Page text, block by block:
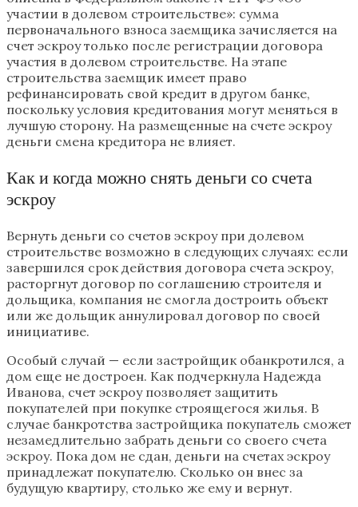
участии в долевом строительстве»: сумма
первоначального взноса заемщика зачисляется на
счет эскроу только после регистрации договора
участия в долевом строительстве. На этапе
строительства заемщик имеет право
рефинансировать свой кредит в другом банке,
поскольку условия кредитования могут меняться в
лучшую сторону. На размещенные на счете эскроу
деньги смена кредитора не влияет.
Как и когда можно снять деньги со счета
эскроу
Вернуть деньги со счетов эскроу при долевом
строительстве возможно в следующих случаях: если
завершился срок действия договора счета эскроу,
расторгнут договор по соглашению строителя и
дольщика, компания не смогла достроить объект
или же дольщик аннулировал договор по своей
инициативе.
Особый случай — если застройщик обанкротился, а
дом еще не достроен. Как подчеркнула Надежда
Иванова, счет эскроу позволяет защитить
покупателей при покупке строящегося жилья. В
случае банкротства застройщика покупатель сможет
незамедлительно забрать деньги со своего счета
эскроу. Пока дом не сдан, деньги на счетах эскроу
принадлежат покупателю. Сколько он внес за
будущую квартиру, столько же ему и вернут.